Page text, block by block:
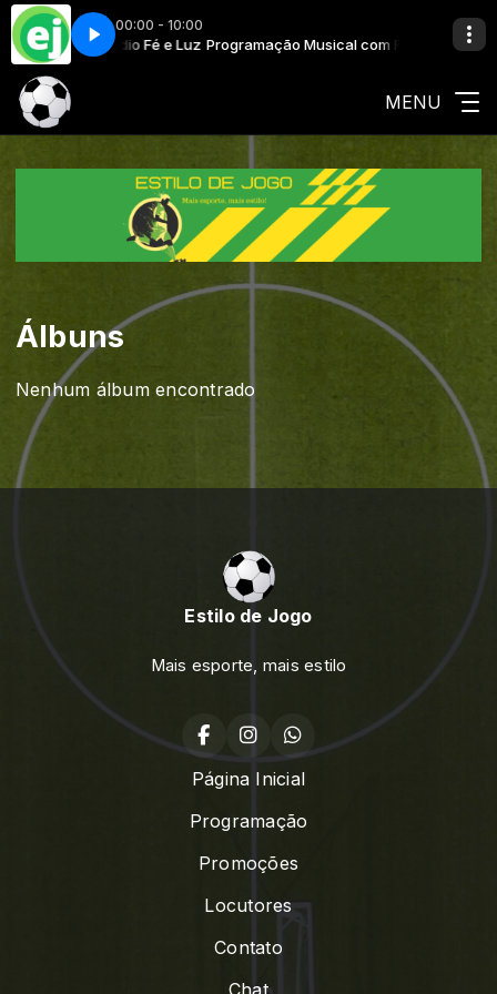
00:00 - 10:00
com Rádio Fé e Luz Programação Musical com Rádio Fé e Luz
Meet Tomorrow Oktavvia - If We Meet Tomorrow
MENU
Álbuns
Nenhum álbum encontrado
Estilo de Jogo
Mais esporte, mais estilo
Página Inicial
Programação
Promoções
Locutores
Contato
Chat